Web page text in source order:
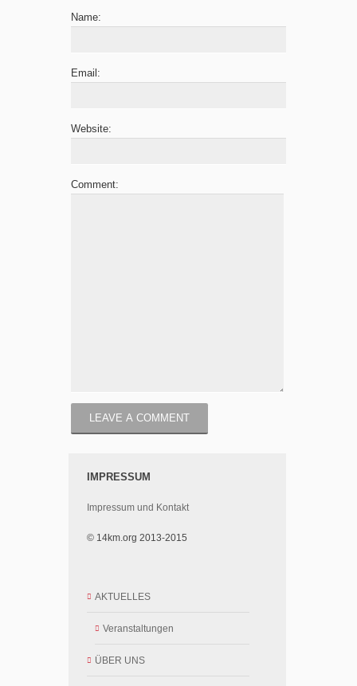
Name:
Email:
Website:
Comment:
IMPRESSUM
Impressum und Kontakt
© 14km.org 2013-2015
AKTUELLES
Veranstaltungen
ÜBER UNS